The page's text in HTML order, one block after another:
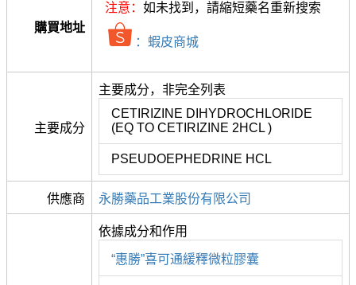
購買地址
注意： 如未找到，請縮短藥名重新搜索
：蝦皮商城
主要成分
主要成分，非完全列表
CETIRIZINE DIHYDROCHLORIDE
(EQ TO CETIRIZINE 2HCL )
PSEUDOEPHEDRINE HCL
供應商 永勝藥品工業股份有限公司
依據成分和作用
“惠勝”喜可通緩釋微粒膠囊